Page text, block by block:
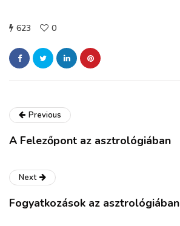
623 0
Previous
A Felezőpont az asztrológiában
Next
Fogyatkozások az asztrológiában